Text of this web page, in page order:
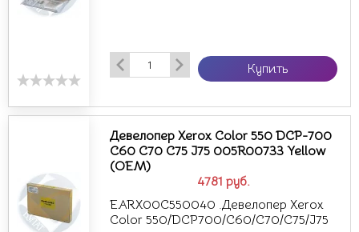
Купить
4781 руб.
Девелопер Xerox Color 550 DCP-700
C60 C70 C75 J75 005R00733 Yellow
(OEM)
EARX00C550040 .Девелопер Xerox
Color 550/DCP700/C60/C70/C75/J75